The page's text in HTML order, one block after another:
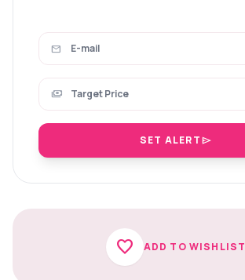
mail
payments
SET ALERTsend
favorite ADD TO WISHLIST